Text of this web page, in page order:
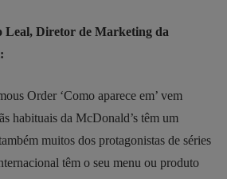
Leal, Diretor de Marketing da
Order ‘Como aparece em’ vem
habituais da McDonald’s têm um
muitos dos protagonistas de séries
têm o seu menu ou produto